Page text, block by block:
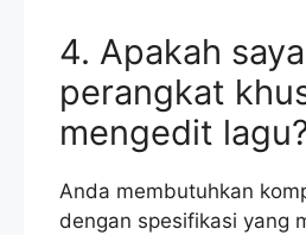
4. Apakah
perangkat
mengedit
Anda membutuhkan
dengan spesifikasi yang